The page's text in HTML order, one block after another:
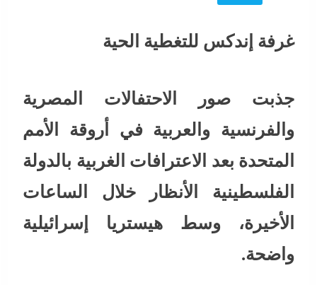
غرفة إندكس للتغطية الحية
جذبت صور الاحتفالات المصرية
والفرنسية والعربية في أروقة الأمم
المتحدة بعد الاعترافات الغربية بالدولة
الفلسطينية الأنظار خلال الساعات
الأخيرة، وسط هيستريا إسرائيلية
واضحة.